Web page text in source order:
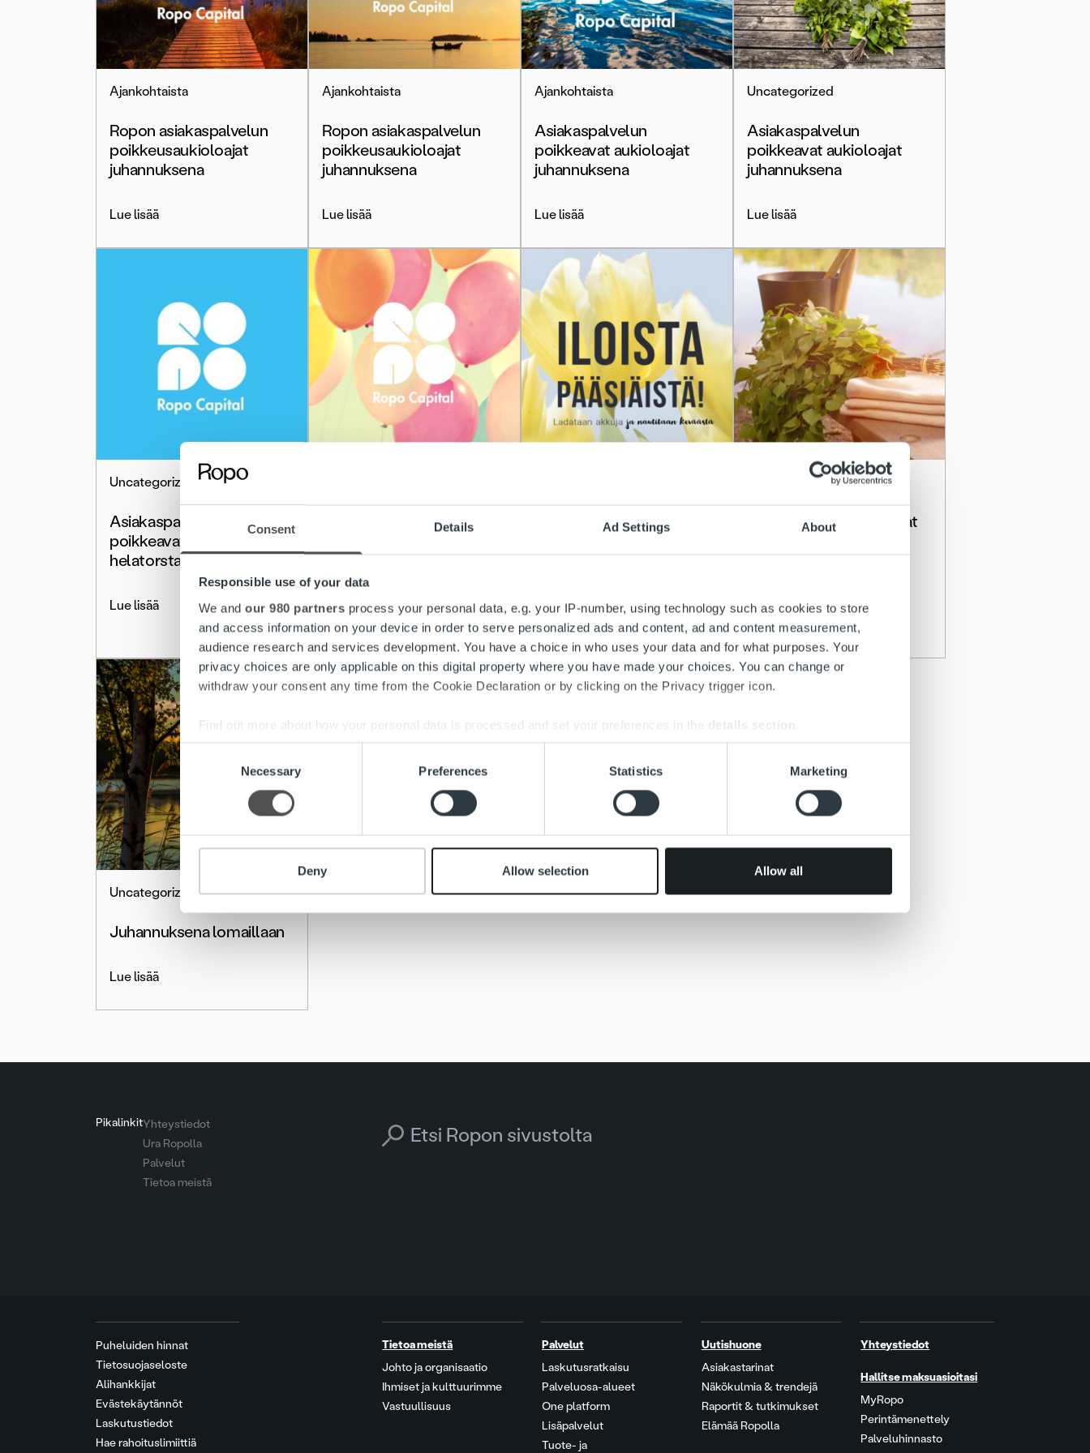
Consent Details Ad Settings About
Responsible use of your data
We and our 980 partners process your personal data, e.g. your IP-number, using technology such as cookies to store
and access information on your device in order to serve personalized ads and content, ad and content measurement,
audience research and services development. You have a choice in who uses your data and for what purposes. Your
privacy choices are only applicable on this digital property where you have made your choices. You can change or
withdraw your consent any time from the Cookie Declaration or by clicking on the Privacy trigger icon.
Find out more about how your personal data is processed and set your preferences in the details section
We use cookies to personalise content and ads, to provide social media features and to analyse our traffic. We also share
information about your use of our site with our social media, advertising and analytics partners who may combine it with
other information that you’ve provided to them or that they’ve collected from your use of their services.
Consent
Necessary Preferences Statistics Marketing
Deny Allow selection Allow all
Ajankohtaista
Ropon asiakaspalvelun
poikkeusaukioloajat
juhannuksena
Lue lisää
Ajankohtaista
Ropon asiakaspalvelun
poikkeusaukioloajat
juhannuksena
Lue lisää
Ajankohtaista
Asiakaspalvelun
poikkeavat aukioloajat
juhannuksena
Lue lisää
Uncategorized
Asiakaspalvelun
poikkeavat aukioloajat
juhannuksena
Lue lisää
Uncategorized
Asiakaspalvelun
poikkeavat aukioloajat
helatorstaina
Lue lisää
vappuna
Lue lisää
Asiakaspalvelun ja
palveluneuvonnan
poikkeavat aukioloajat
Lue lisää
Uncategorized
Juhannuksen aukioloajat
Uncategorized
Juhannuksena lomaillaan
Lue lisää
PikalinkitYhteystiedot
Ura Ropolla
Palvelut
Tietoa meistä
Search for:
Puheluiden hinnat
Tietosuojaseloste
Alihankkijat
Evästekäytännöt
Laskutustiedot
Hae rahoituslimiittiä
Tietoa meistä
Johto ja organisaatio
Ihmiset ja kulttuurimme
Vastuullisuus
Palvelut
Laskutusratkaisu
Palveluosa-alueet
One platform
Lisäpalvelut
Tuote- ja
Uutishuone
Asiakastarinat
Näkökulmia & trendejä
Raportit & tutkimukset
Elämää Ropolla
Yhteystiedot
Hallitse maksuasioitasi
MyRopo
Perintämenettely
Palveluhinnasto